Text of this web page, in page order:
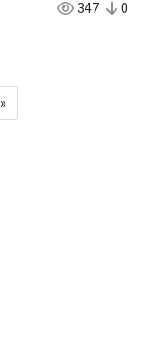
347 0
»